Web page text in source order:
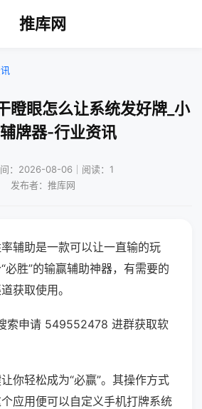
推库网
瞪眼怎么让系统发好牌_小
牌器-行业资讯
：2026-08-06｜阅读：1
发布者：推库网
辅助是一款可以让一直输的玩
必胜”的输赢辅助神器，有需要的
获取使用。
索申请 549552478 进群获取软
你轻松成为“必赢”。其操作方式
应用便可以自定义手机打牌系统